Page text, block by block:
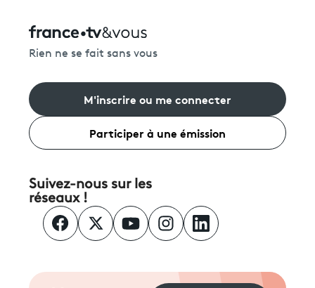
Rien ne se fait sans vous
M'inscrire ou me connecter
Participer à une émission
Suivez-nous sur les
réseaux !